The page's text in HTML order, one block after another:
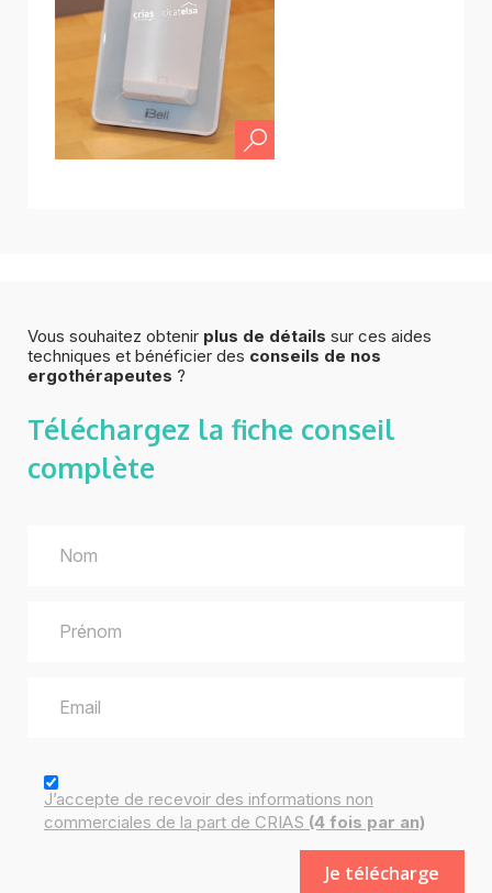
Vous souhaitez obtenir plus de détails sur ces aides
techniques et bénéficier des conseils de nos
ergothérapeutes ?
Téléchargez la fiche conseil
complète
J’accepte de recevoir des informations non
commerciales de la part de CRIAS (4 fois par an)